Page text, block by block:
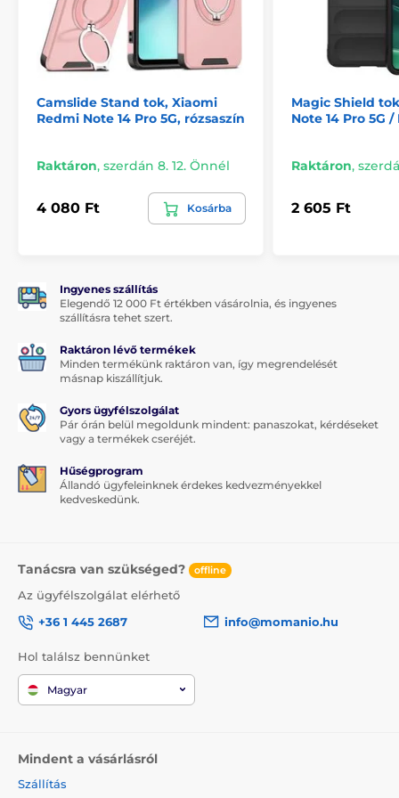
360 fokos forgatható gyűrű
Védő lencse csúszka
Nagyszerű illeszkedés
Teljesen működőképes
Könnyű felszerelés és eltávolítás
Camslide Stand tok, Xiaomi
Redmi Note 14 Pro 5G, rózsaszín
Raktáron, szerdán 8. 12. Önnél
4 080 Ft Kosárba
Magic Shield
Note 14 Pro 5G
Raktáron,
2 605 Ft
Ingyenes szállítás
Elegendő 12 000 Ft értékben vásárolnia, és ingyenes
szállításra tehet szert.
Raktáron lévő termékek
Minden termékünk raktáron van, így megrendelését
másnap kiszállítjuk.
Gyors ügyfélszolgálat
Pár órán belül megoldunk mindent: panaszokat, kérdéseket
vagy a termékek cseréjét.
Hűségprogram
Állandó ügyfeleinknek érdekes kedvezményekkel
kedveskedünk.
Tanácsra van szükséged? offline
Az ügyfélszolgálat elérhető
+36 1 445 2687
info@momanio.hu
Hol találsz bennünket
Magyar
Mindent a vásárlásról
Szállítás